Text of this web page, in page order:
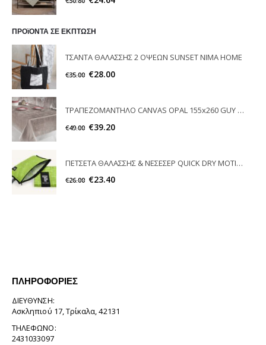
ΠΡΟϊΟΝΤΑ ΣΕ ΕΚΠΤΩΣΗ
ΤΣΑΝΤΑ ΘΑΛΑΣΣΗΣ 2 ΟΨΕΩΝ SUNSET NIMA HOME
€35.00 €28.00
ΤΡΑΠΕΖΟΜΑΝΤΗΛΟ CANVAS OPAL 155x260 GUY LAROCHE
€49.00 €39.20
ΠΕΤΣΕΤΑ ΘΑΛΑΣΣΗΣ & ΝΕΣΕΣΕΡ QUICK DRY MOTIVO 04 FEEL & TOUCH
€26.00 €23.40
ΠΛΗΡΟΦΟΡΊΕΣ
ΔΙΕΎΘΥΝΣΗ:
Ασκληπιού 17, Τρίκαλα, 42131
ΤΗΛΈΦΩΝΟ:
2431033097